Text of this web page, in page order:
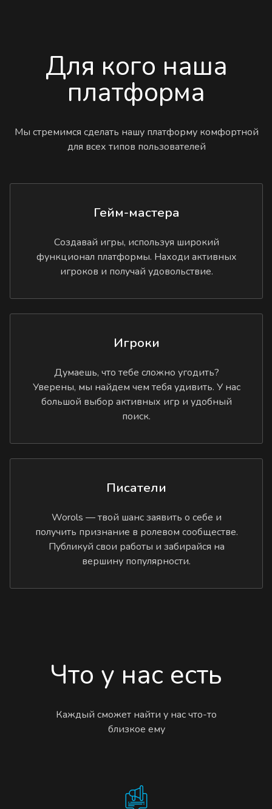
Для кого наша
платформа
Мы стремимся сделать нашу платформу комфортной
для всех типов пользователей
Гейм-мастера
Создавай игры, используя широкий
функционал платформы. Находи активных
игроков и получай удовольствие.
Игроки
Думаешь, что тебе сложно угодить?
Уверены, мы найдем чем тебя удивить. У нас
большой выбор активных игр и удобный
поиск.
Писатели
Worols — твой шанс заявить о себе и
получить признание в ролевом сообществе.
Публикуй свои работы и забирайся на
вершину популярности.
Что у нас есть
Каждый сможет найти у нас что-то
близкое ему